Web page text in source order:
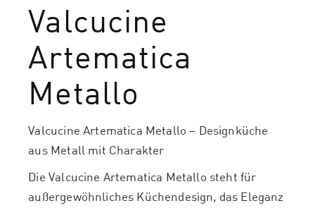
Valcucine
Artematica
Metallo
Valcucine Artematica Metallo – Designküche
aus Metall mit Charakter
Die Valcucine Artematica Metallo steht für
außergewöhnliches Küchendesign, das Eleganz